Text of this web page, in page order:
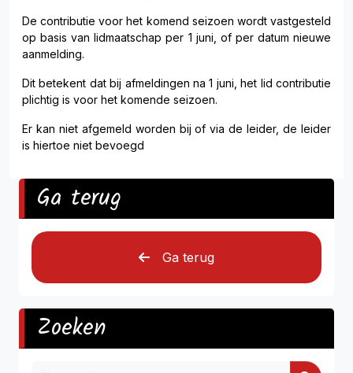
De contributie voor het komend seizoen wordt vastgesteld
op basis van lidmaatschap per 1 juni, of per datum nieuwe
aanmelding.
Dit betekent dat bij afmeldingen na 1 juni, het lid contributie
plichtig is voor het komende seizoen.
Er kan niet afgemeld worden bij of via de leider, de leider
is hiertoe niet bevoegd
Ga terug
Ga terug
Zoeken